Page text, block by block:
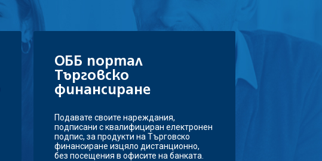
ОББ портал
Търговско
финансиране
Подавате своите нареждания,
подписани с квалифициран електронен
подпис, за продукти на Търговско
финансиране изцяло дистанционно,
без посещения в офисите на банката.